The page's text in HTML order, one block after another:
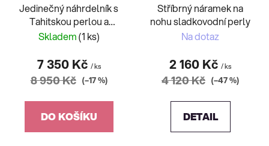
Jedinečný náhrdelník s
Tahitskou perlou a
Onyxem
Skladem(1 ks)
7 350 Kč / ks
8 950 Kč (–17 %)
DO KOŠÍKU
Stříbrný náramek na
nohu sladkovodní perly
Na dotaz
2 160 Kč / ks
4 120 Kč (–47 %)
DETAIL